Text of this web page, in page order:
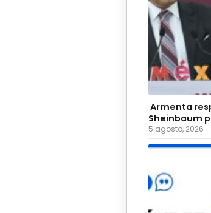
Armenta
Sheinbaum
diputadas
5 agosto, 2026